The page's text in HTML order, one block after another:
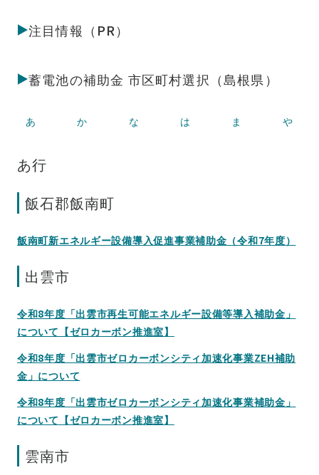
注目情報（PR）
蓄電池の補助金 市区町村選択（島根県）
あ か な は ま や
あ行
飯石郡飯南町
飯南町新エネルギー設備導入促進事業補助金（令和7年度）
出雲市
令和8年度「出雲市再生可能エネルギー設備等導入補助金」
について【ゼロカーボン推進室】
令和8年度「出雲市ゼロカーボンシティ加速化事業ZEH補助
金」について
令和8年度「出雲市ゼロカーボンシティ加速化事業補助金」
について【ゼロカーボン推進室】
雲南市